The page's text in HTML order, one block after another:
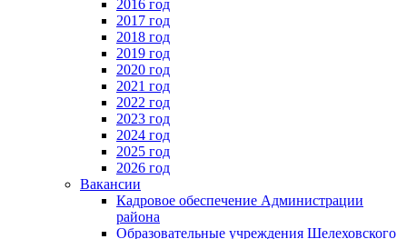
2016 год
2017 год
2018 год
2019 год
2020 год
2021 год
2022 год
2023 год
2024 год
2025 год
2026 год
Вакансии
Кадровое обеспечение Администрации
района
Образовательные учреждения Шелеховского